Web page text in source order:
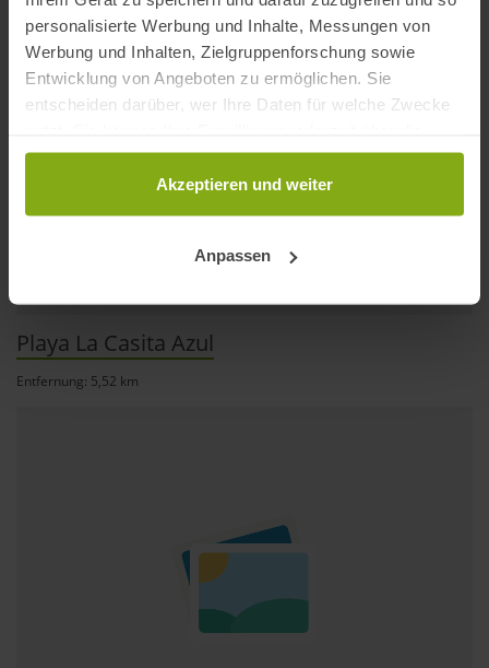
personalisierte Werbung und Inhalte, Messungen von
Werbung und Inhalten, Zielgruppenforschung sowie
Entwicklung von Angeboten zu ermöglichen. Sie
entscheiden darüber, wer Ihre Daten für welche Zwecke
Cookie-Erklärung oder durch Klicken auf das Privacy
Trigger Symbol ändern oder widerrufen
Informationen über Ihre geografische Lage
Ihr Gerät durch aktives Scannen nach
Einige von ihnen sind notwendig, während andere nicht
notwendig sind, jedoch helfen das Onlineangebot zu
verbessern und wirtschaftlich zu betreiben. Du kannst in
den Einsatz der nicht notwendigen Cookies mit dem Klick
Akzeptieren und weiter
Anpassen
Playa La Casita Azul
Entfernung: 5,52 km